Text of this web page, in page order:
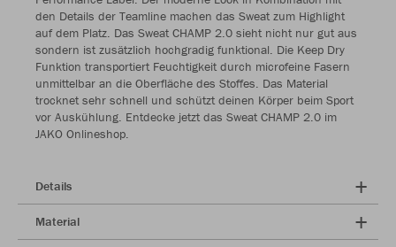
den Details der Teamline machen das Sweat zum Highlight
auf dem Platz. Das Sweat CHAMP 2.0 sieht nicht nur gut aus
sondern ist zusätzlich hochgradig funktional. Die Keep Dry
Funktion transportiert Feuchtigkeit durch microfeine Fasern
unmittelbar an die Oberfläche des Stoffes. Das Material
trocknet sehr schnell und schützt deinen Körper beim Sport
vor Auskühlung. Entdecke jetzt das Sweat CHAMP 2.0 im
JAKO Onlineshop.
Details
Material